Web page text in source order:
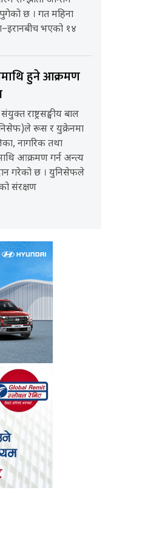
छ । गत महिना
भएको १४
हुने आक्रमण
राष्ट्रसङ्घीय बाल
रूस र युक्रेनमा
नागरिक तथा
आक्रमण गर्न अन्त्य
गरेको छ । युनिसेफले
संरक्षण